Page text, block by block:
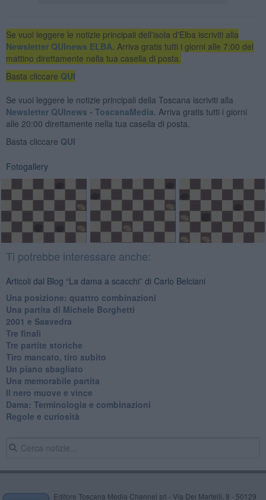
Se vuoi leggere le notizie principali dell'isola d'Elba iscriviti alla
Newsletter QUInews ELBA. Arriva gratis tutti i giorni alle 7:00 del
mattino direttamente nella tua casella di posta.
Basta cliccare QUI
Se vuoi leggere le notizie principali della Toscana iscriviti alla
Newsletter QUInews - ToscanaMedia. Arriva gratis tutti i giorni
alle 20:00 direttamente nella tua casella di posta.
Basta cliccare QUI
Fotogallery
Ti potrebbe interessare anche:
Articoli dal Blog “La dama a scacchi” di Carlo Belciani
Una posizione: quattro combinazioni
​Una partita di Michele Borghetti
2001 e Saavedra
Tre finali
Tre partite storiche
Tiro mancato, tiro subito
Un piano sbagliato
Una memorabile partita
Il nero muove e vince
​Dama: Terminologia e combinazioni
Regole e curiosità
Editore Toscana Media Channel srl - Via Dei Martelli, 8 - 50129